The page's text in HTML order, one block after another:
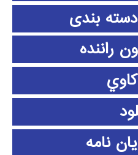
بندی
راننده
نامه